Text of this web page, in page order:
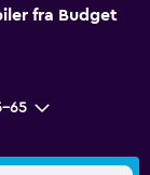
fra Budget